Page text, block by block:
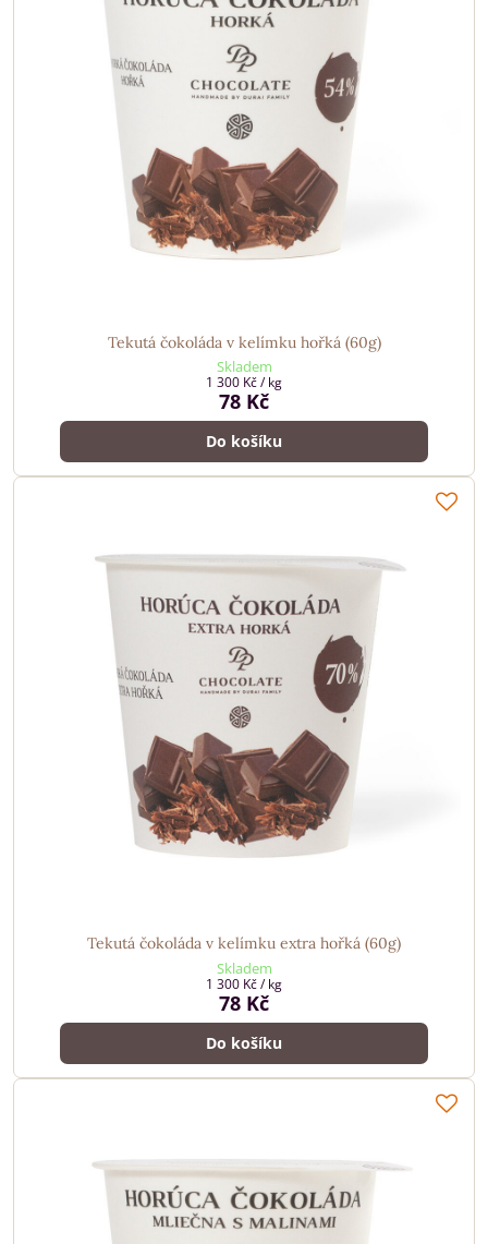
Tekutá čokoláda v kelímku hořká (60g)
Skladem
78 Kč
1 300 Kč/ kg
Do košíku
Tekutá čokoláda v kelímku extra hořká (60g)
Skladem
78 Kč
1 300 Kč/ kg
Do košíku